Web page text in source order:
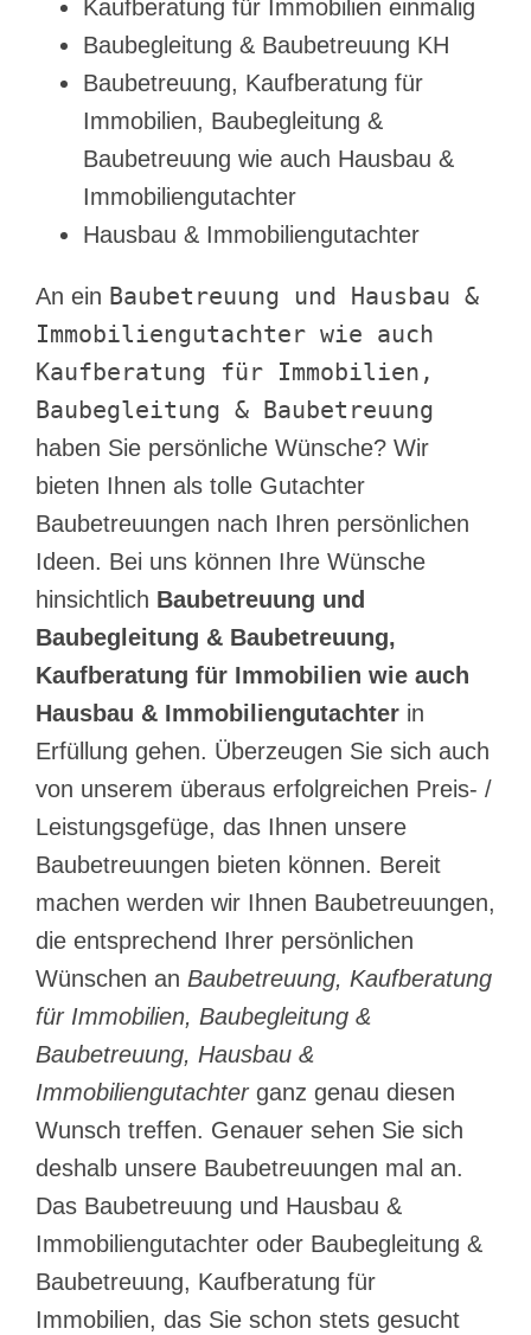
Kaufberatung für Immobilien einmalig
Baubegleitung & Baubetreuung KH
Baubetreuung, Kaufberatung für
Immobilien, Baubegleitung &
Baubetreuung wie auch Hausbau &
Immobiliengutachter
Hausbau & Immobiliengutachter
An ein Baubetreuung und Hausbau &
Immobiliengutachter wie auch
Kaufberatung für Immobilien,
Baubegleitung & Baubetreuung
haben Sie persönliche Wünsche? Wir
bieten Ihnen als tolle Gutachter
Baubetreuungen nach Ihren persönlichen
Ideen. Bei uns können Ihre Wünsche
hinsichtlich Baubetreuung und
Baubegleitung & Baubetreuung,
Kaufberatung für Immobilien wie auch
Hausbau & Immobiliengutachter in
Erfüllung gehen. Überzeugen Sie sich auch
von unserem überaus erfolgreichen Preis- /
Leistungsgefüge, das Ihnen unsere
Baubetreuungen bieten können. Bereit
machen werden wir Ihnen Baubetreuungen,
die entsprechend Ihrer persönlichen
Wünschen an Baubetreuung, Kaufberatung
für Immobilien, Baubegleitung &
Baubetreuung, Hausbau &
Immobiliengutachterganz genau diesen
Wunsch treffen. Genauer sehen Sie sich
deshalb unsere Baubetreuungen mal an.
Das Baubetreuung und Hausbau &
Immobiliengutachter oder Baubegleitung &
Baubetreuung, Kaufberatung für
Immobilien, das Sie schon stets gesucht